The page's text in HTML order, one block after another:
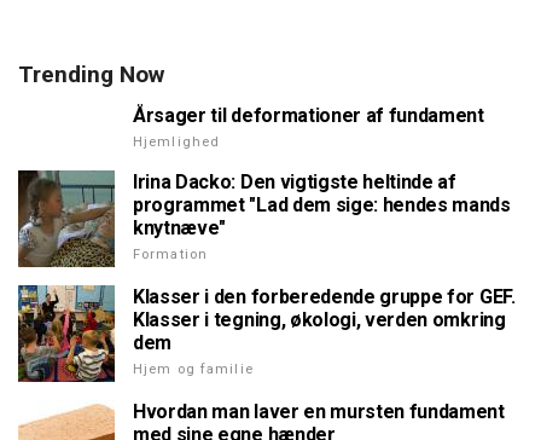
Trending Now
Årsager til deformationer af fundament
Hjemlighed
Irina Dacko: Den vigtigste heltinde af
programmet "Lad dem sige: hendes mands
knytnæve"
Formation
Klasser i den forberedende gruppe for GEF.
Klasser i tegning, økologi, verden omkring
dem
Hjem og familie
Hvordan man laver en mursten fundament
med sine egne hænder